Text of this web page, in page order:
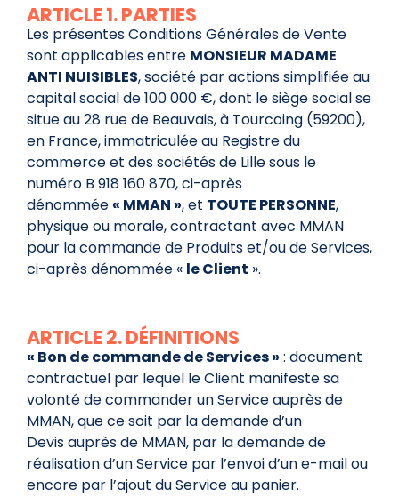
ARTICLE 1. PARTIES
Les présentes Conditions Générales de Vente
sont applicables entre MONSIEUR MADAME
ANTI NUISIBLES, société par actions simplifiée au
capital social de 100 000 €, dont le siège social se
situe au 28 rue de Beauvais, à Tourcoing (59200),
en France, immatriculée au Registre du
commerce et des sociétés de Lille sous le
numéro B 918 160 870, ci-après
dénommée « MMAN », et TOUTE PERSONNE,
physique ou morale, contractant avec MMAN
pour la commande de Produits et/ou de Services,
ci-après dénommée « le Client ».
ARTICLE 2. DÉFINITIONS
« Bon de commande de Services » : document
contractuel par lequel le Client manifeste sa
volonté de commander un Service auprès de
MMAN, que ce soit par la demande d’un
Devis auprès de MMAN, par la demande de
réalisation d’un Service par l’envoi d’un e-mail ou
encore par l’ajout du Service au panier.